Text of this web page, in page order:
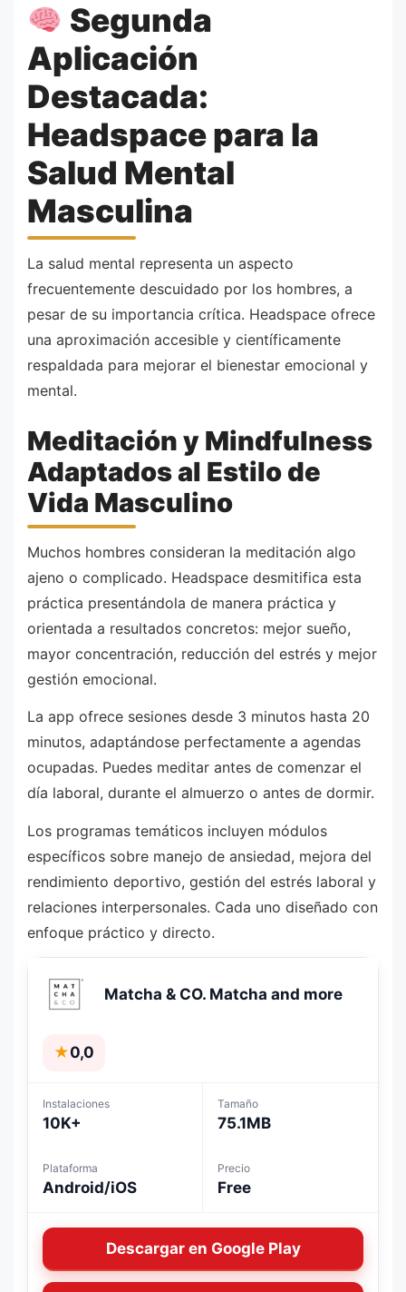
Segunda
Aplicación
Destacada:
Headspace para la
Salud Mental
Masculina
La salud mental representa un aspecto
frecuentemente descuidado por los hombres, a
pesar de su importancia crítica. Headspace ofrece
una aproximación accesible y científicamente
respaldada para mejorar el bienestar emocional y
mental.
Meditación y Mindfulness
Adaptados al Estilo de
Vida Masculino
Muchos hombres consideran la meditación algo
ajeno o complicado. Headspace desmitifica esta
práctica presentándola de manera práctica y
orientada a resultados concretos: mejor sueño,
mayor concentración, reducción del estrés y mejor
gestión emocional.
La app ofrece sesiones desde 3 minutos hasta 20
minutos, adaptándose perfectamente a agendas
ocupadas. Puedes meditar antes de comenzar el
día laboral, durante el almuerzo o antes de dormir.
Los programas temáticos incluyen módulos
específicos sobre manejo de ansiedad, mejora del
rendimiento deportivo, gestión del estrés laboral y
relaciones interpersonales. Cada uno diseñado con
enfoque práctico y directo.
Matcha & CO. Matcha and more
★0,0
Instalaciones
10K+
Tamaño
75.1MB
Plataforma
Android/iOS
Precio
Free
Descargar en Google Play